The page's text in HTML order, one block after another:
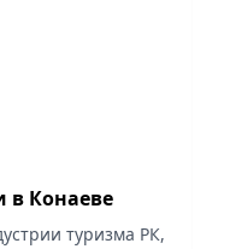
в Конаеве
туризма РК,